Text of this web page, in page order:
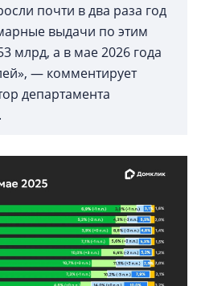
почти в два раза год
выдачи по этим
млрд, а в мае 2026 года
— комментирует
департамента